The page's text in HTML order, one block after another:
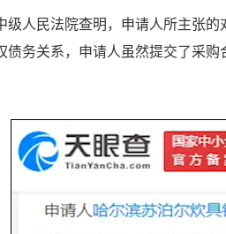
级人民法院查明，申请人所主张
债务关系，申请人虽然提交了采